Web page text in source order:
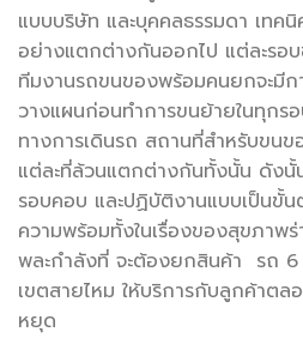
แบบบริษัท และบุคคลธรรมดา เทค
อย่างแตกต่างกันออกไป แต่ละรอ
ทีมงานรถขนของพร้อมคนยกจะมี
วางแผนก่อนทำการขนย้ายในทุกรอ
ทางการเดินรถ สถานที่สำหรับขน
แต่ละที่ล้วนแตกต่างกันทั้งนั้น ดังนั้
รอบคอบ และปฏิบัติงานแบบเป็นขั้
ความพร้อมทั้งในเรื่องของสุขภาพ
พละกำลังที่ จะต้องยกสินค้า รถ 6
เขตสายไหม ให้บริการกับลูกค้าต
หยุด